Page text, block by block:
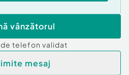
vânzătorul
de telefon validat
mesaj